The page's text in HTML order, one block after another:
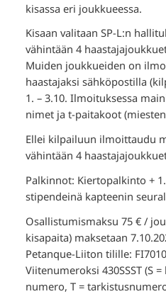
kisassa eri joukkueessa.
Kisaan valitaan SP-L:n
vähintään 4
Muiden joukkueiden on
haastajaksi sähköpostilla
1. – 3.10. Ilmoituksessa
nimet ja t-paitakoot
Ellei kilpailuun ilmoittaudu
vähintään 4
Palkinnot: Kiertopalkinto +
stipendeinä kapteenin
Osallistumismaksu 75 € /
kisapaita) maksetaan
Petanque-Liiton tilille:
Viitenumeroksi 430SSST (S
numero, T =